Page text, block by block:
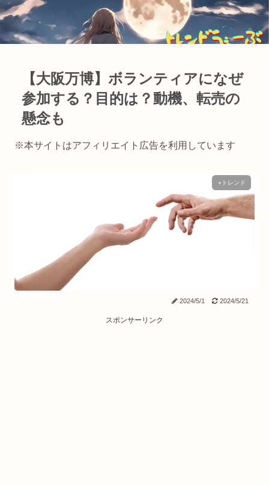
【大阪万博】ボランティアになぜ
参加する？目的は？動機、転売の
懸念も
※本サイトはアフィリエイト広告を利用しています
⭐︎トレンド
2024/5/1 2024/5/21
スポンサーリンク